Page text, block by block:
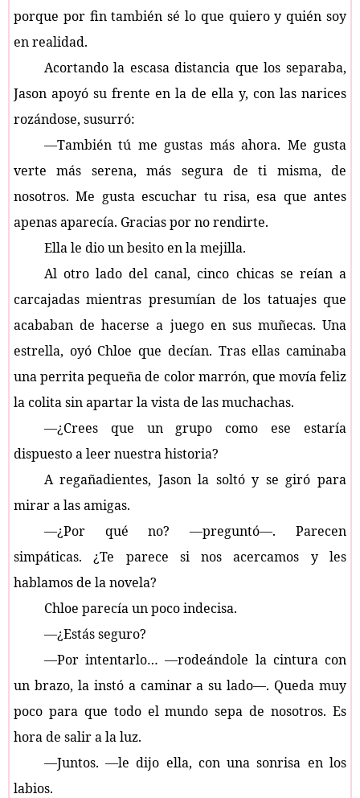
porque por fin también sé lo que quiero y quién soy
en realidad.
Acortando la escasa distancia que los separaba,
Jason apoyó su frente en la de ella y, con las narices
rozándose, susurró:
—También tú me gustas más ahora. Me gusta
verte más serena, más segura de ti misma, de
nosotros. Me gusta escuchar tu risa, esa que antes
apenas aparecía. Gracias por no rendirte.
Ella le dio un besito en la mejilla.
Al otro lado del canal, cinco chicas se reían a
carcajadas mientras presumían de los tatuajes que
acababan de hacerse a juego en sus muñecas. Una
estrella, oyó Chloe que decían. Tras ellas caminaba
una perrita pequeña de color marrón, que movía feliz
la colita sin apartar la vista de las muchachas.
—¿Crees que un grupo como ese estaría
dispuesto a leer nuestra historia?
A regañadientes, Jason la soltó y se giró para
mirar a las amigas.
—¿Por qué no? —preguntó—. Parecen
simpáticas. ¿Te parece si nos acercamos y les
hablamos de la novela?
Chloe parecía un poco indecisa.
—¿Estás seguro?
—Por intentarlo… —rodeándole la cintura con
un brazo, la instó a caminar a su lado—. Queda muy
poco para que todo el mundo sepa de nosotros. Es
hora de salir a la luz.
—Juntos. —le dijo ella, con una sonrisa en los
labios.